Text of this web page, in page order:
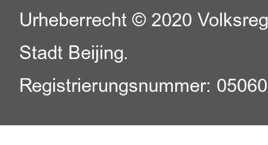
Urheberrecht © 2020
Stadt Beijing.
Registrierungsnummer: